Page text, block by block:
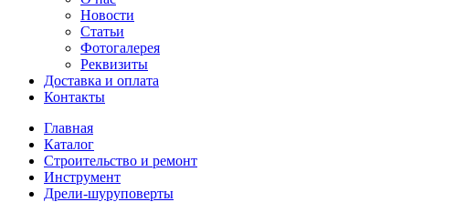
Новости
Статьи
Фотогалерея
Реквизиты
Доставка и оплата
Контакты
Главная
Каталог
Строительство и ремонт
Инструмент
Дрели-шуруповерты